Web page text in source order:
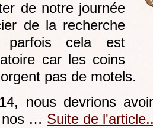
de notre journée
de la recherche
parfois cela est
car les coins
pas de motels.
nous devrions
nos … Suite de